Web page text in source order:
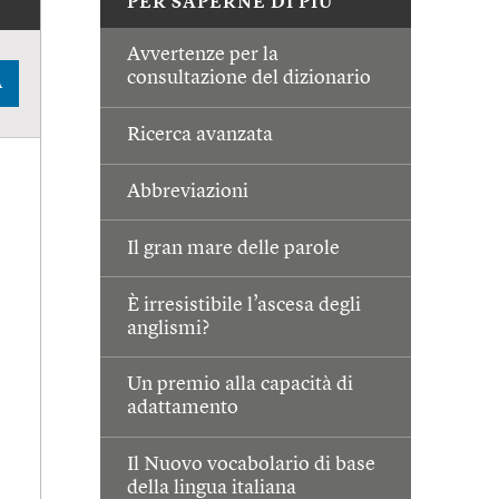
Avvertenze per la
consultazione del dizionario
Ricerca avanzata
Abbreviazioni
Il gran mare delle parole
È irresistibile l’ascesa degli
anglismi?
Un premio alla capacità di
adattamento
Il Nuovo vocabolario di base
della lingua italiana